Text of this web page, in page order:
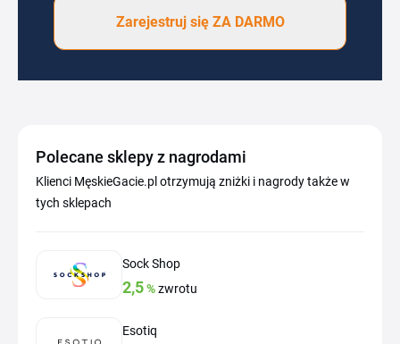
Zarejestruj się ZA DARMO
Polecane sklepy z nagrodami
Klienci MęskieGacie.pl otrzymują zniżki i nagrody także w
tych sklepach
Sock Shop
2,5%zwrotu
Esotiq